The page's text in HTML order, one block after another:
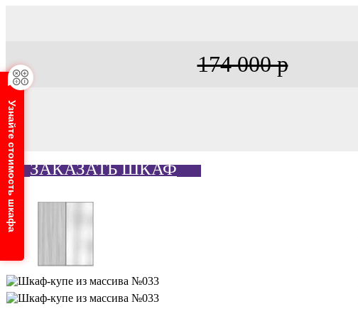
174 000 р
ЗАКАЗАТЬ ШКАФ
Узнайте стоимость шкафа